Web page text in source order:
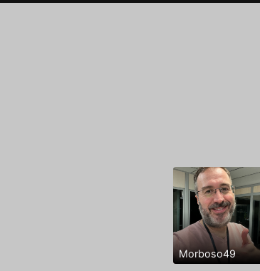
Morboso49